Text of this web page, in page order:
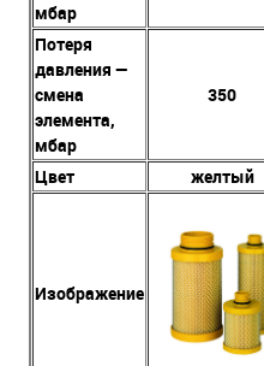
мбар
Потеря
давления —
смена
элемента,
мбар
350
Цвет желтый
Изображение